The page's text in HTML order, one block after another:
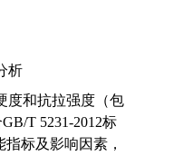
析
度和抗拉强度（包
T 5231-2012标
标及影响因素，